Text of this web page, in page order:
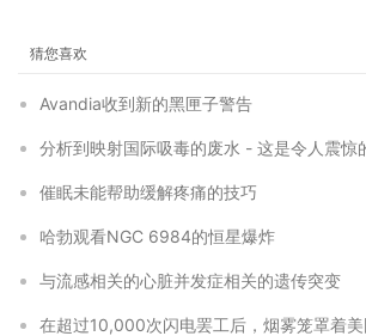
猜您喜欢
Avandia收到新的黑匣子警告
分析到映射国际吸毒的废水 - 这是令人震惊
催眠未能帮助缓解疼痛的技巧
哈勃观看NGC 6984的恒星爆炸
与流感相关的心脏并发症相关的遗传突变
在超过10,000次闪电罢工后，烟雾笼罩着美